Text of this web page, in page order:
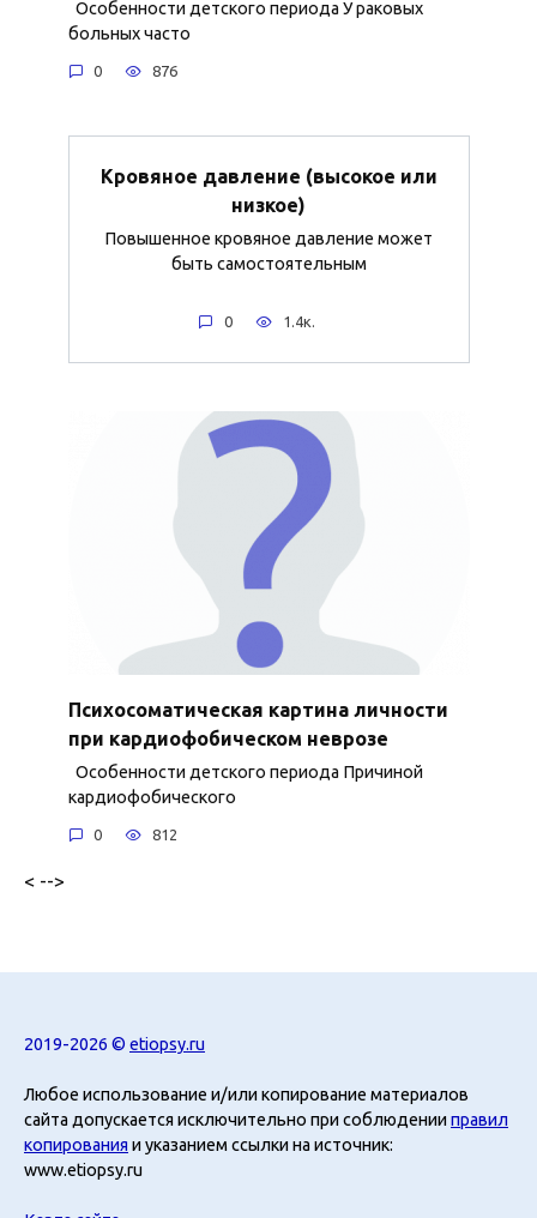
Особенности детского периода У раковых
больных часто
0 876
Кровяное давление (высокое или
низкое)
Повышенное кровяное давление может
быть самостоятельным
0 1.4к.
Психосоматическая картина личности
при кардиофобическом неврозе
Особенности детского периода Причиной
кардиофобического
0 812
< -->
2019-2026 © etiopsy.ru
Любое использование и/или копирование материалов
сайта допускается исключительно при соблюденииправил
копирования и указанием ссылки на источник:
www.etiopsy.ru